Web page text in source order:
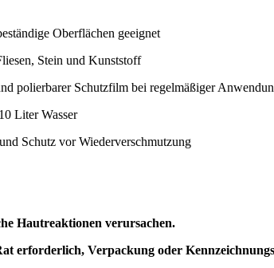
Oberflächen geeignet
Stein und Kunststoff
polierbarer Schutzfilm bei regelmäßiger
Liter Wasser
Schutz vor Wiederverschmutzung
Hautreaktionen verursachen.
erforderlich, Verpackung oder